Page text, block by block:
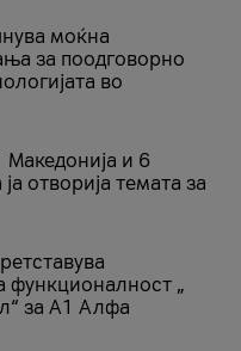
моќна
за поодговорно
во
Македонија и 6
отворија темата за
функционалност „
за А1 Алфа